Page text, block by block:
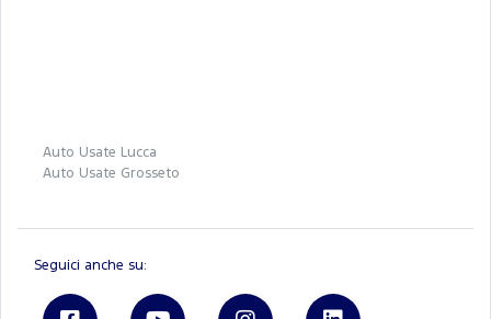
Auto Usate Lucca
Auto Usate Grosseto
Seguici anche su: